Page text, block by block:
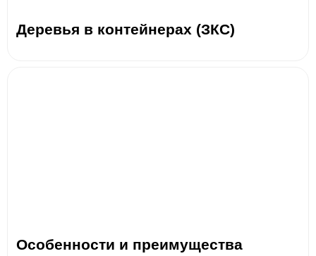
Деревья в контейнерах (ЗКС)
Особенности и преимущества